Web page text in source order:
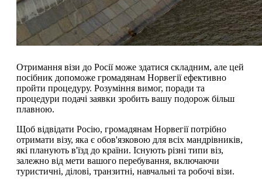
Отримання візи до Росії може здатися складним, але цей
посібник допоможе громадянам Норвегії ефективно
пройти процедуру. Розуміння вимог, поради та
процедури подачі заявки зробить вашу подорож більш
плавною.
Щоб відвідати Росію, громадянам Норвегії потрібно
отримати візу, яка є обов'язковою для всіх мандрівників,
які планують в'їзд до країни. Існують різні типи віз,
залежно від мети вашого перебування, включаючи
туристичні, ділові, транзитні, навчальні та робочі візи.